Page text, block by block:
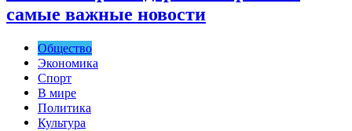
самые важные новости
Общество
Экономика
Спорт
В мире
Политика
Культура